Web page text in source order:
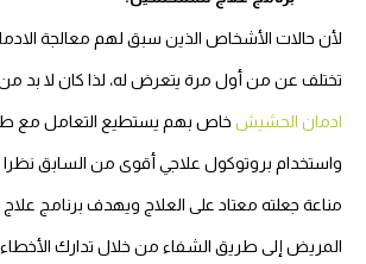
لأن حالات الأشخاص الذين سبق لهم معالجة الادمان
تختلف عن من أول مرة يتعرض له، لذا كان لا بد من
ادمان الحشيشخاص بهم يستطيع التعامل مع
واستخدام بروتوكول علاجي أقوى من السابق نظرا
مناعة جعلته معتاد على العلاج ويهدف برنامج علاج
المريض إلى طريق الشفاء من خلال تدارك الأخطاء